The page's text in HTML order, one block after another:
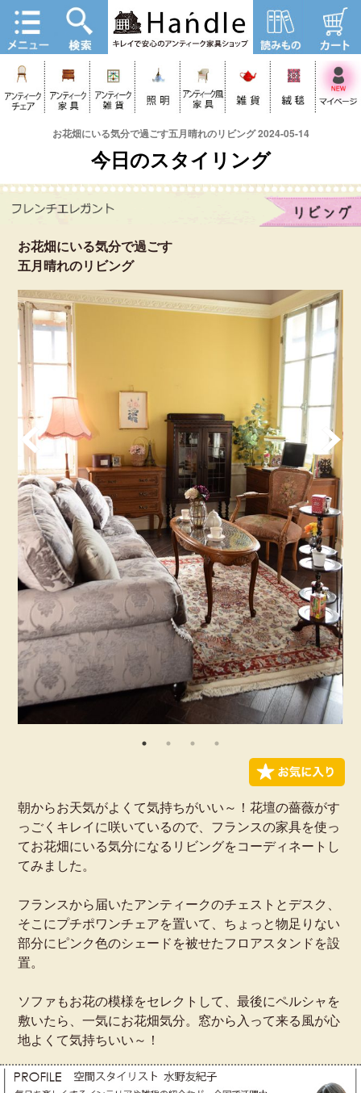
お花畑にいる気分で過ごす五月晴れのリビング 2024-05-14
今日のスタイリング
お花畑にいる気分で過ごす
五月晴れのリビング
朝からお天気がよくて気持ちがいい～！花壇の薔薇がす
っごくキレイに咲いているので、フランスの家具を使っ
てお花畑にいる気分になるリビングをコーディネートし
てみました。
フランスから届いたアンティークのチェストとデスク、
そこにプチポワンチェアを置いて、ちょっと物足りない
部分にピンク色のシェードを被せたフロアスタンドを設
置。
ソファもお花の模様をセレクトして、最後にペルシャを
敷いたら、一気にお花畑気分。窓から入って来る風が心
地よくて気持ちいい～！